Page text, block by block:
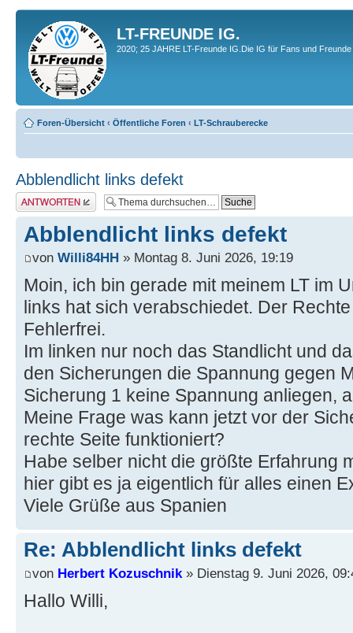
LT-FREUNDE IG.
2020; 25 JAHRE LT-Freunde IG.Die IG für Fans und
Foren-Übersicht ‹ Öffentliche Foren ‹ LT-Schrauberecke
Abblendlicht links defekt
Antwort erstellen
Abblendlicht links defekt
von Willi84HH » Montag 8. Juni 2026, 19:19
Moin, ich bin gerade mit meinem LT im
links hat sich verabschiedet. Der
Fehlerfrei.
Im linken nur noch das Standlicht und
den Sicherungen die Spannung gegen
Sicherung 1 keine Spannung anliegen,
Meine Frage was kann jetzt vor der
rechte Seite funktioniert?
Habe selber nicht die größte Erfahrung
hier gibt es ja eigentlich für alles einen
Viele Grüße aus Spanien
Re: Abblendlicht links defekt
von Herbert Kozuschnik » Dienstag 9. Juni 2026,
Hallo Willi,